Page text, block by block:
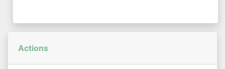
Actions